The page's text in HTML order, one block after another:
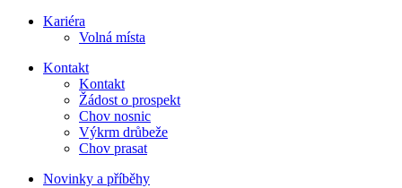
Kariéra
Volná místa
Kontakt
Kontakt
Žádost o prospekt
Chov nosnic
Výkrm drůbeže
Chov prasat
Novinky a příběhy